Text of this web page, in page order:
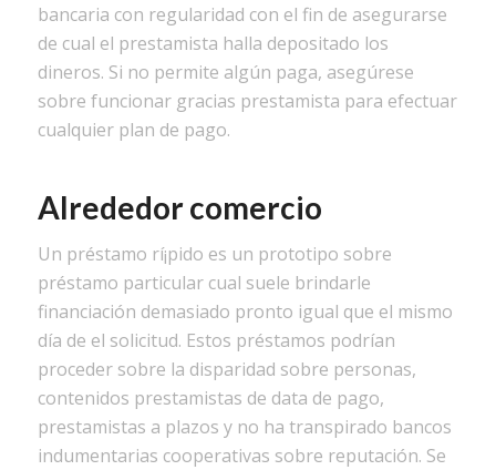
bancaria con regularidad con el fin de asegurarse
de cual el prestamista halla depositado los
dineros. Si no permite algún paga, asegúrese
sobre funcionar gracias prestamista para efectuar
cualquier plan de pago.
Alrededor comercio
Un préstamo rí¡pido es un prototipo sobre
préstamo particular cual suele brindarle
financiación demasiado pronto igual que el mismo
día de el solicitud. Estos préstamos podrían
proceder sobre la disparidad sobre personas,
contenidos prestamistas de data de pago,
prestamistas a plazos y no ha transpirado bancos
indumentarias cooperativas sobre reputación. Se